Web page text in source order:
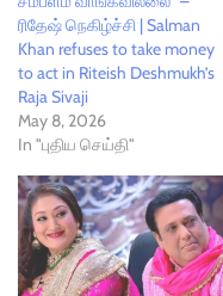
ரிதேஷ் நெகிழ்ச்சி | Salman
Khan refuses to take money
to act in Riteish Deshmukh’s
Raja Sivaji
May 8, 2026
In "புதிய செய்தி"